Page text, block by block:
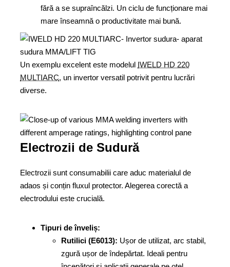
fără a se supraîncălzi. Un ciclu de funcționare mai
mare înseamnă o productivitate mai bună.
Un exemplu excelent este modelul IWELD HD 220
MULTIARC, un invertor versatil potrivit pentru lucrări
diverse.
Electrozii de Sudură
Electrozii sunt consumabilii care aduc materialul de
adaos și conțin fluxul protector. Alegerea corectă a
electrodului este crucială.
Tipuri de înveliș:
Rutilici (E6013): Ușor de utilizat, arc stabil,
zgură ușor de îndepărtat. Ideali pentru